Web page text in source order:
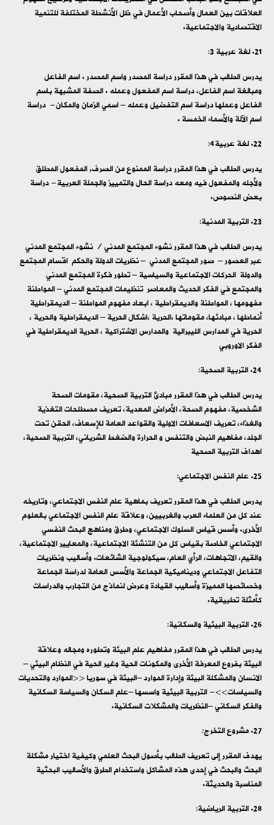
العلاقات بين العمال وأصحاب الأعمال في ظل الأنشطة المختلفة للتنمية
الاقتصادية والاجتماعية.
لغة عربية 3:
يدرس الطالب في هذا المقرر دراسة المصدر واسم المصدر . اسم الفاعل
ومبالغة اسم الفاعل، دراسة اسم المفعول وعمله . الصفة المشبهة باسم
الفاعل وعملها دراسة اسم التفضيل وعمله – اسمي الزمان والمكان- دراسة
اسم الآلة والأسماء الخمسة .
لغة عربية4:
يدرس الطالب في هذا المقرر دراسة الممنوع من الصرف, المفعول المطلق
ولأجله والمفعول فيه ومعه دراسة الحال والتمييز والجملة العربية- دراسة
بعض النصوص.
التربية المدنية:
يدرس الطالب في هذا المقرر نشوء المجتمع المدني / نشوء المجتمع المدني
عبر العصور – صور المجتمع المدني – نظريات الدولة والحكم اقسام المجتمع
والدولة الحركات الاجتماعية والسياسية – تطور فكرة المجتمع المدني
والمجتمع في الفكر الحديث والمعاصر تنظيمات المجتمع المدني – المواطنة
مفهومها ، المواطنة والديمقراطية ، ابعاد مفهوم المواطنة – الديمقراطية
أنماطها ، مبادئها، مقوماتها ،الحرية ،اشكال الحرية – الديمقراطية والحرية ،
الحرية في المدارس الليبرالية والمدارس الاشتراكية ، الحرية الديمقراطية في
الفكر الاوروبي
التربية الصحية:
يدرس الطالب في هذا المقرر مبادئ التربية الصحية، مقومات الصحة
الشخصية، مفهوم الصحة، الأمراض المعدية، تعريف مصطلحات التغذية
والغذاء، تعريف الاسعافات الاولية والقواعد العامة للإسعاف، الحقن تحت
الجلد، مفاهيم النبض والتنفس و الحرارة والضغط الشرياني، التربية الصحية،
اهداف التربية الصحية
علم النفس الاجتماعي:
يدرس الطالب في هذا المقرر تعريف بماهية علم النفس الاجتماعي، وتاريخه
عند كل من العلماء العرب والغربيين، وعلاقة علم النفس الاجتماعي بالعلوم
الأخرى. وأسس قياس السلوك الاجتماعي، وطرق ومناهج البحث النفسي
الاجتماعي الخاصة بقياس كل من التنشئة الاجتماعية، والمعايير الاجتماعية،
والقيم، الاتجاهات، الرأي العام، سيكولوجية الشائعات. وأساليب ونظريات
التفاعل الاجتماعي وديناميكية الجماعة والأسس العامة لدراسة الجماعة
وخصائصها المميزة وأساليب القيادة وعرض لنماذج من التجارب والدراسات
كأمثلة تطبيقية.
التربية البيئية والسكانية:
يدرس الطالب في هذا المقرر مفاهيم علم البيئة وتطوره ومجاله وعلاقة
البيئة بفروع المعرفة الأخرى والمكونات الحية وغير الحية في النظام البيئي –
الانسان والمشكلة البيئة وإدارة الموارد –البيئة في سوريا <<الموارد والتحديات
والسياسات>>- التربية البيئية واسسها –علم السكان والسياسة السكانية
والفكر السكاني –النظريات والمشكلات السكانية.
مشروع التخرج:
يهدف المقرر إلى تعريف الطالب بأصول البحث العلمي وكيفية اختيار مشكلة
البحث والبحث في إحدى هذه المشاكل واستخدام الطرق والأساليب البحثية
المناسبة والحديثة.
التربية الرياضية: